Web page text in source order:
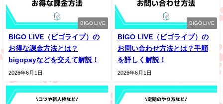
BIGO LIVE
BIGO LIVE（ビゴライブ）の
お得な課金方法とは？
bigopayなどを交えて解説！
2026年6月1日
BIGO LIVE
BIGO LIVE（ビゴライブ）の
お問い合わせ方法とは？手順
を詳しく解説！
2026年6月1日